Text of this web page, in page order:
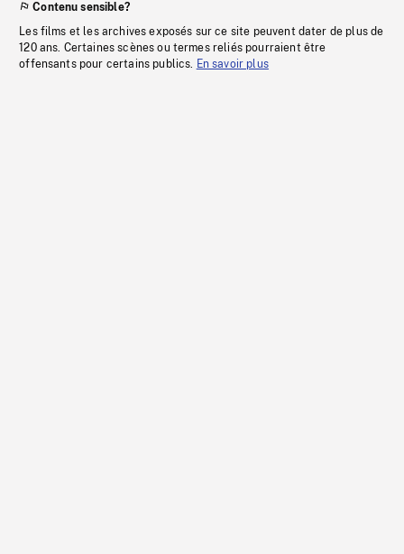
Contenu sensible?
Les films et les archives exposés sur ce site peuvent dater de plus de
120 ans. Certaines scènes ou termes reliés pourraient être
offensants pour certains publics. En savoir plus